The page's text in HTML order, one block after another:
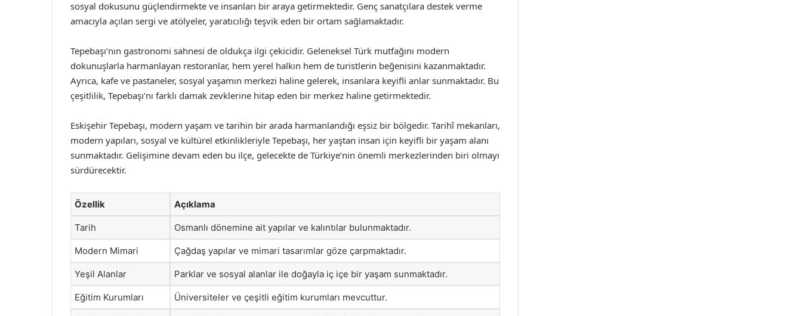
sosyal dokusunu güçlendirmekte ve insanları bir araya getirmektedir. Genç sanatçılara destek verme
amacıyla açılan sergi ve atölyeler, yaratıcılığı teşvik eden bir ortam sağlamaktadır.
Tepebaşı’nın gastronomi sahnesi de oldukça ilgi çekicidir. Geleneksel Türk mutfağını modern
dokunuşlarla harmanlayan restoranlar, hem yerel halkın hem de turistlerin beğenisini kazanmaktadır.
Ayrıca, kafe ve pastaneler, sosyal yaşamın merkezi haline gelerek, insanlara keyifli anlar sunmaktadır. Bu
çeşitlilik, Tepebaşı’nı farklı damak zevklerine hitap eden bir merkez haline getirmektedir.
Eskişehir Tepebaşı, modern yaşam ve tarihin bir arada harmanlandığı eşsiz bir bölgedir. Tarihî mekanları,
modern yapıları, sosyal ve kültürel etkinlikleriyle Tepebaşı, her yaştan insan için keyifli bir yaşam alanı
sunmaktadır. Gelişimine devam eden bu ilçe, gelecekte de Türkiye’nin önemli merkezlerinden biri olmayı
sürdürecektir.
Özellik Açıklama
Tarih Osmanlı dönemine ait yapılar ve kalıntılar bulunmaktadır.
Modern Mimari Çağdaş yapılar ve mimari tasarımlar göze çarpmaktadır.
Yeşil Alanlar Parklar ve sosyal alanlar ile doğayla iç içe bir yaşam sunmaktadır.
Eğitim Kurumları Üniversiteler ve çeşitli eğitim kurumları mevcuttur.